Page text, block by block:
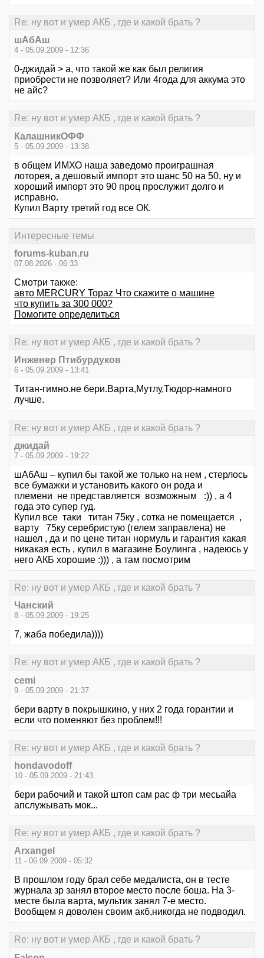
Re: ну вот и умер АКБ , где и какой брать ?
шАбАш
4 - 05.09.2009 - 12:36
0-джидай > а, что такой же как был религия
приобрести не позволяет? Или 4года для аккума это
не айс?
Re: ну вот и умер АКБ , где и какой брать ?
КалашникОФФ
5 - 05.09.2009 - 13:38
в общем ИМХО наша заведомо проиграшная
лоторея, а дешовый импорт это шанс 50 на 50, ну и
хороший импорт это 90 проц прослужит долго и
исправно.
Купил Варту третий год все ОК.
Интересные темы
forums-kuban.ru
07.08.2026 - 06:33
Смотри также:
авто MERCURY Topaz Что скажите о машине
что купить за 300 000?
Помогите определиться
Re: ну вот и умер АКБ , где и какой брать ?
Инженер Птибурдуков
6 - 05.09.2009 - 13:41
Титан-гимно.не бери.Варта,Мутлу,Тюдор-намного
лучше.
Re: ну вот и умер АКБ , где и какой брать ?
джидай
7 - 05.09.2009 - 19:22
шАбАш – купил бы такой же только на нем , стерлось
все бумажки и установить какого он рода и
племени не представляется возможным :)) , а 4
года это супер гуд.
Купил все таки титан 75ку , сотка не помещается ,
варту 75ку серебристую (гелем заправлена) не
нашел , да и по цене титан нормуль и гарантия какая
никакая есть , купил в магазине Боулинга , надеюсь у
него АКБ хорошие :))) , а там посмотрим
Re: ну вот и умер АКБ , где и какой брать ?
Чанский
8 - 05.09.2009 - 19:25
7, жаба победила))))
Re: ну вот и умер АКБ , где и какой брать ?
cemi
9 - 05.09.2009 - 21:37
бери варту в покрышкино, у них 2 года горантии и
если что поменяют без проблем!!!
Re: ну вот и умер АКБ , где и какой брать ?
hondavodoff
10 - 05.09.2009 - 21:43
бери рабочий и такой штоп сам рас ф три месьайа
апслужывать мок...
Re: ну вот и умер АКБ , где и какой брать ?
Arxangel
11 - 06.09.2009 - 05:32
В прошлом году брал себе медалиста, он в тесте
журнала зр занял второе место после боша. На 3-
месте была варта, мультик занял 7-е место.
Вообщем я доволен своим акб,никогда не подводил.
Re: ну вот и умер АКБ , где и какой брать ?